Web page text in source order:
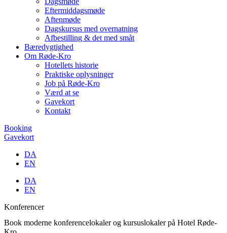
Eftermiddagsmøde
Aftenmøde
Dagskursus med overnatning
Afbestilling & det med småt
Bæredygtighed
Om Røde-Kro
Hotellets historie
Praktiske oplysninger
Job på Røde-Kro
Værd at se
Gavekort
Kontakt
Booking
Gavekort
DA
EN
DA
EN
Konferencer
Book moderne konferencelokaler og kursuslokaler på Hotel Røde-